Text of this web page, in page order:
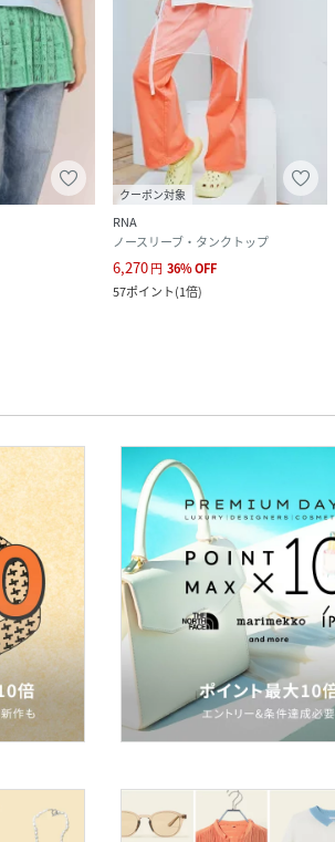
クーポン対象
RNA
ノースリーブ・タンクトップ
6,270円 36%OFF
57ポイント(1倍)